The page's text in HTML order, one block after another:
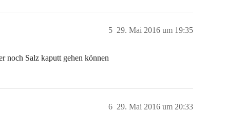
29. Mai 2016 um 19:35
5
noch Salz kaputt gehen können
29. Mai 2016 um 20:33
6